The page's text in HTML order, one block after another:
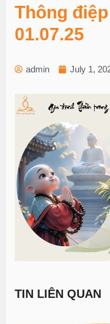
Thông
01.07.25
admin July 1,
TIN LIÊN QUAN